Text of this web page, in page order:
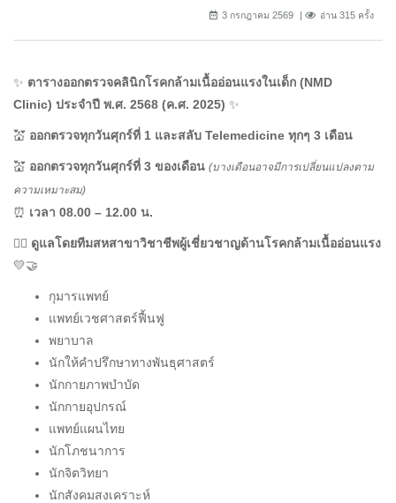
3 กรกฎาคม 2569 อ่าน 315 ครั้ง
✨ ตารางออกตรวจคลินิกโรคกล้ามเนื้ออ่อนแรงในเด็ก (NMD
Clinic) ประจำปี พ.ศ. 2568 (ค.ศ. 2025) ✨
💒 ออกตรวจทุกวันศุกร์ที่ 1 และสลับ Telemedicine ทุกๆ 3 เดือน
💒 ออกตรวจทุกวันศุกร์ที่ 3 ของเดือน (บางเดือนอาจมีการเปลี่ยนแปลงตาม
ความเหมาะสม)
⏰ เวลา 08.00 – 12.00 น.
👨‍⚕️ ดูแลโดยทีมสหสาขาวิชาชีพผู้เชี่ยวชาญด้านโรคกล้ามเนื้ออ่อนแรง
💛🤝
กุมารแพทย์
แพทย์เวชศาสตร์ฟื้นฟู
พยาบาล
นักให้คำปรึกษาทางพันธุศาสตร์
นักกายภาพบำบัด
นักกายอุปกรณ์
แพทย์แผนไทย
นักโภชนาการ
นักจิตวิทยา
นักสังคมสงเคราะห์